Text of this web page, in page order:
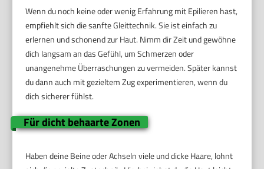
Wenn du noch keine oder wenig Erfahrung mit Epilieren hast,
empfiehlt sich die sanfte Gleittechnik. Sie ist einfach zu
erlernen und schonend zur Haut. Nimm dir Zeit und gewöhne
dich langsam an das Gefühl, um Schmerzen oder
unangenehme Überraschungen zu vermeiden. Später kannst
du dann auch mit gezieltem Zug experimentieren, wenn du
dich sicherer fühlst.
Für dicht behaarte Zonen
Haben deine Beine oder Achseln viele und dicke Haare, lohnt